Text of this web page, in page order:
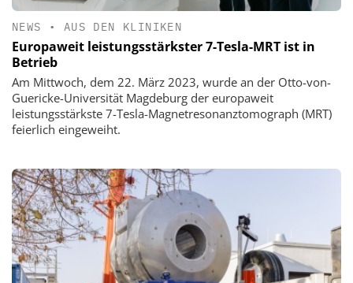
NEWS • AUS DEN KLINIKEN
Europaweit leistungsstärkster 7-Tesla-MRT ist in
Betrieb
Am Mittwoch, dem 22. März 2023, wurde an der Otto-von-
Guericke-Universität Magdeburg der europaweit
leistungsstärkste 7-Tesla-Magnetresonanztomograph (MRT)
feierlich eingeweiht.